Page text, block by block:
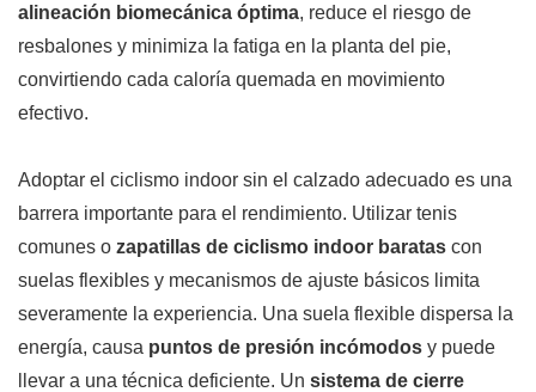
alineación biomecánica óptima, reduce el riesgo de
resbalones y minimiza la fatiga en la planta del pie,
convirtiendo cada caloría quemada en movimiento
efectivo.
Adoptar el ciclismo indoor sin el calzado adecuado es una
barrera importante para el rendimiento. Utilizar tenis
comunes o zapatillas de ciclismo indoor baratas con
suelas flexibles y mecanismos de ajuste básicos limita
severamente la experiencia. Una suela flexible dispersa la
energía, causa puntos de presión incómodos y puede
llevar a una técnica deficiente. Un sistema de cierre